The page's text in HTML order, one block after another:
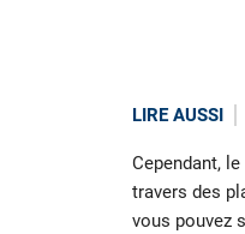
LIRE AUSSI
Cependant,
travers des
vous pouvez